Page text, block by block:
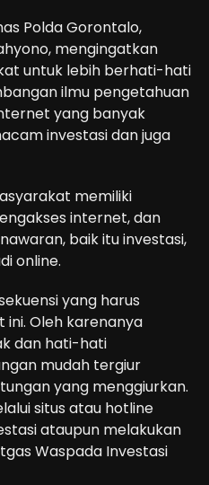
Polda Gorontalo,
mengingatkan
untuk lebih berhati-hati
ilmu pengetahuan
yang banyak
investasi dan juga
memiliki
internet, dan
baik itu investasi,
online.
yang harus
ini. Oleh karenanya
dan hati-hati
mudah tergiur
yang menggiurkan.
situs atau hotline
ataupun melakukan
Waspada Investasi